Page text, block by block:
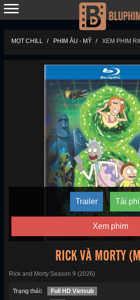
MỌT CHILL PHIM ÂU - MỸ XEM PHIM
Trailer Tải
Xem phim
RICK VÀ MORTY
Rick and Morty Season 9 (2026)
Trạng thái:
Full HD Vietsub